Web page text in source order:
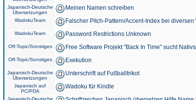
Japanisch-Deutsche
Übersetzungen
Meinen Namen schreiben
WadokuTeam Falscher Pitch-Pattern/Accent-Index bei
WadokuTeam Password Restrictions Unknown
Off-Topic/Sonstiges Free Software Projekt "Back In Time" sucht
Off-Topic/Sonstiges Exekution
Japanisch-Deutsche
Übersetzungen
Unterschrift auf Fußballtrikot
Japanisch auf
PC/PDA
Wadoku für Kindle
Japanisch-Deutsche